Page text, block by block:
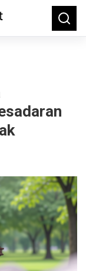
Search
for: